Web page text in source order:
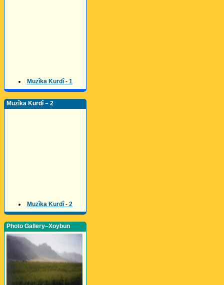
Muzîka Kurdî - 1
Muzîka Kurdî – 2
Muzîka Kurdî - 2
Photo Gallery–Xoybun